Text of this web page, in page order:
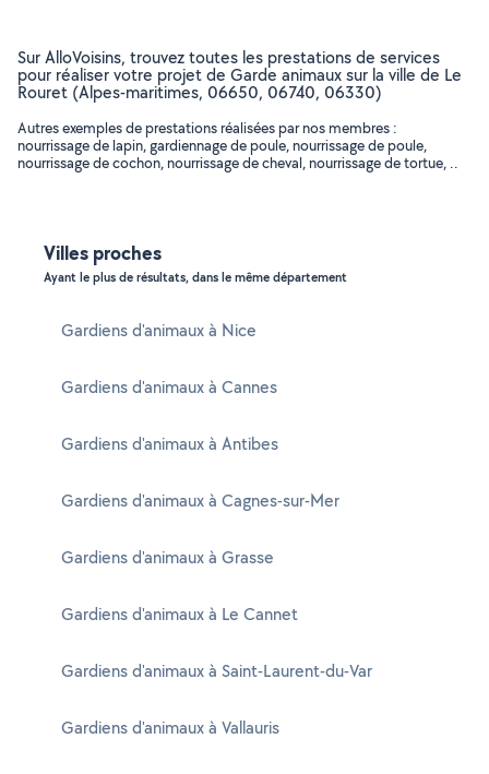
Sur AlloVoisins, trouvez toutes les prestations de services
pour réaliser votre projet de Garde animaux sur la ville de Le
Rouret (Alpes-maritimes, 06650, 06740, 06330)
Autres exemples de prestations réalisées par nos membres :
nourrissage de lapin, gardiennage de poule, nourrissage de poule,
nourrissage de cochon, nourrissage de cheval, nourrissage de tortue, ..
Villes proches
Ayant le plus de résultats, dans le même département
Gardiens d'animaux à Nice
Gardiens d'animaux à Cannes
Gardiens d'animaux à Antibes
Gardiens d'animaux à Cagnes-sur-Mer
Gardiens d'animaux à Grasse
Gardiens d'animaux à Le Cannet
Gardiens d'animaux à Saint-Laurent-du-Var
Gardiens d'animaux à Vallauris